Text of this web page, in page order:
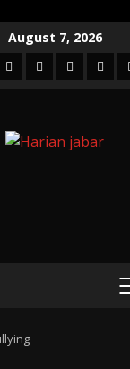
August 7, 2026
TwitterLinkedin
VK